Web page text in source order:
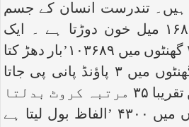
ہیں۔ تندرست انسان کے جسم
میں ۲۴ گھنٹوں میں ۱۶۸ میل خون دوڑتا ہے ۔ ایک
نارمل انسان کا دل ۲۴ گھنٹوں میں ۱۰۳۶۸۹’بار دھڑ کتا
ہے جبکہ انسان ۲۴ گھنٹوں میں ۳ پاؤنڈ پانی پی جاتا
ہے۔ انسان سوتے میں تقریبا ۳۵ مرتبہ کروٹ بدلتا
ہے۔انسان ۲۴ گھنٹوں میں ۴۳۰۰ ’الفاظ بول لیتا ہے